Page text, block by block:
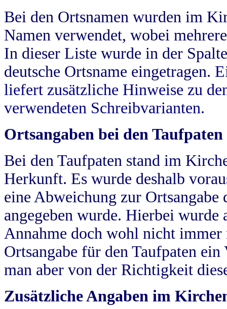
Bei den Ortsnamen wurden im
Namen verwendet, wobei
In dieser Liste wurde in der
deutsche Ortsname eingetragen.
liefert zusätzliche Hinweise zu
verwendeten Schreibvarianten.
Ortsangaben bei den Taufpaten
Bei den Taufpaten stand im
Herkunft. Es wurde deshalb
eine Abweichung zur
angegeben wurde. Hierbei wurde
Annahme doch wohl nicht
Ortsangabe für den Taufpaten
man aber von der Richtigkeit
Zusätzliche Angaben im